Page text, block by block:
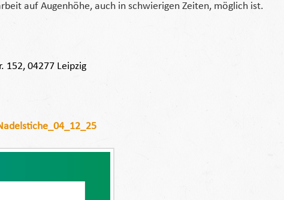
auf Augenhöhe, auch in schwierigen Zeiten, möglich ist.
152, 04277 Leipzig